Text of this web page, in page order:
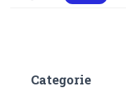
Categorie